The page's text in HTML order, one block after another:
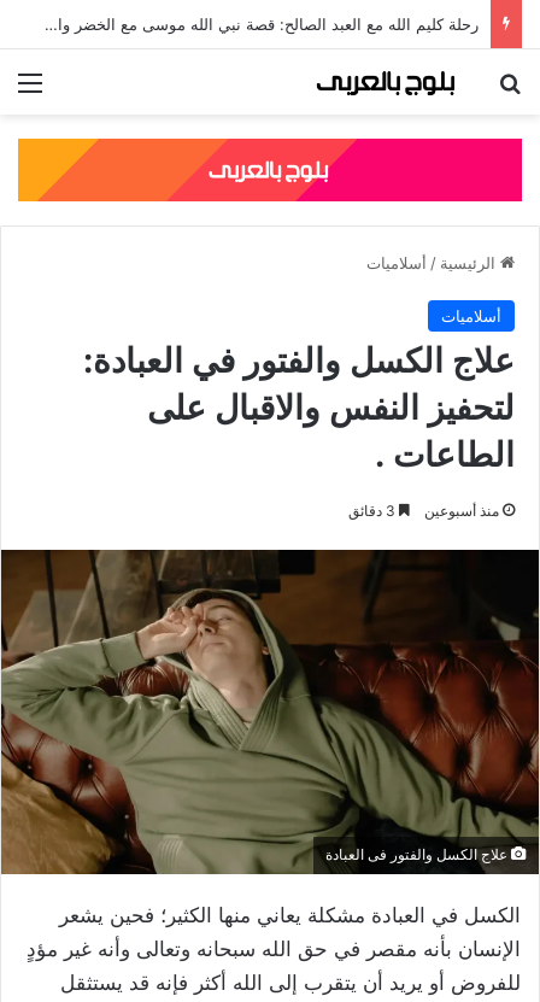
رحلة كليم الله مع العبد الصالح: قصة نبي الله موسى مع الخضر والدروس المستفادة منها
بحث عن
الرئيسية / أسلاميات
أسلاميات
علاج الكسل والفتور في العبادة:
لتحفيز النفس والاقبال على
الطاعات .
منذ أسبوعين
علاج الكسل والفتور فى العبادة
الكسل في العبادة مشكلة يعاني منها الكثير؛ فحين يشعر
الإنسان بأنه مقصر في حق الله سبحانه وتعالى وأنه غير مؤدٍ
للفروض أو يريد أن يتقرب إلى الله أكثر فإنه قد يستثقل